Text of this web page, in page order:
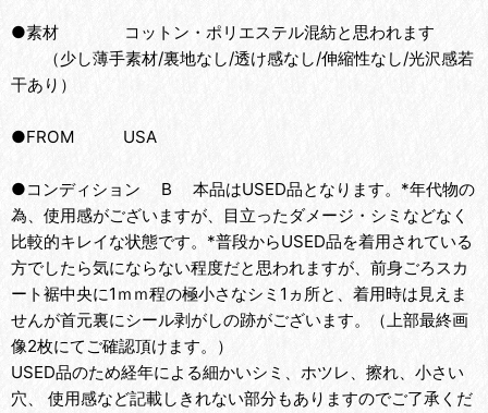
●素材 コットン・ポリエステル混紡と思われます
（少し薄手素材/裏地なし/透け感なし/伸縮性なし/光沢感若
干あり）
●FROM USA
●コンディション B 本品はUSED品となります。*年代物の
為、使用感がございますが、目立ったダメージ・シミなどなく
比較的キレイな状態です。*普段からUSED品を着用されている
方でしたら気にならない程度だと思われますが、前身ごろスカ
ート裾中央に1ｍｍ程の極小さなシミ1ヵ所と、着用時は見えま
せんが首元裏にシール剥がしの跡がございます。（上部最終画
像2枚にてご確認頂けます。）
USED品のため経年による細かいシミ、ホツレ、擦れ、小さい
穴、 使用感など記載しきれない部分もありますのでご了承くだ